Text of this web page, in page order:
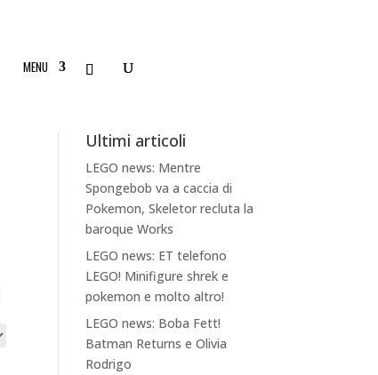
MENU
Ultimi articoli
LEGO news: Mentre
Spongebob va a caccia di
Pokemon, Skeletor recluta la
baroque Works
LEGO news: ET telefono
LEGO! Minifigure shrek e
pokemon e molto altro!
LEGO news: Boba Fett!
Batman Returns e Olivia
Rodrigo